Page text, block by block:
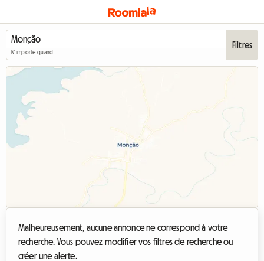
N'importe quand
Filtres
Malheureusement, aucune annonce ne correspond à votre
recherche. Vous pouvez modifier vos filtres de recherche ou
créer une alerte.